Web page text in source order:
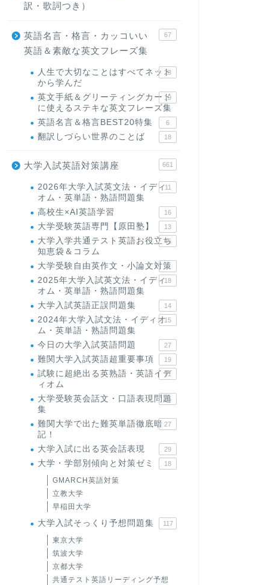
訳・歌詞つき）
英語名言・格言・カッコいい
英語＆素敵な英文フレーズ集
67
人生で大切なことはすべてネット
から学んだ
23
英文手紙＆グリーティングカード
に使えるステキな英文フレーズ集
19
英語名言＆格言BEST20特集 6
翻訳しづらい世界のことば 18
大学入試英語対策講座 661
2026年大学入試英文法・イディ
オム・英単語・熟語問題集
11
高校生×AI英語学習 16
大学受験英語専門【原田塾】 13
大学入学共通テスト英語お役立ち
知恵袋＆コラム
45
大学受験自由英作文・小論文対策
8
2025年大学入試英文法・イディ
オム・英単語・熟語問題集
18
大学入試英語正誤問題集 14
2024年大学入試文法・イディオ
ム・英単語・熟語問題集
15
今日の大学入試英語問題 27
難関大学入試英語超重要事項 19
試験に超絶出る英熟語・英語イデ
ィオム
71
大学受験英会話文・口語表現問題
集
35
難関大学で出た難英単語徹底暗
記！
27
大学入試に出る英会話表現 29
大学・学部別傾向と対策ゼミ 18
GMARCH英語対策
立教大学
早稲田大学
大学入試そっくり予想問題集 117
東京大学
筑波大学
京都大学
共通テスト英語リーディング予想